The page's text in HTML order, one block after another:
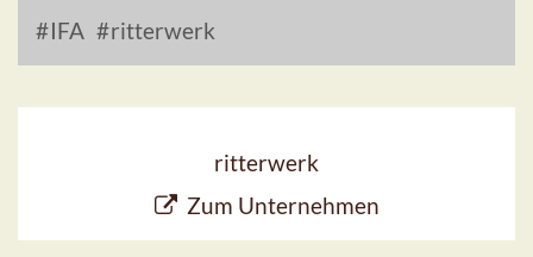
IFA ritterwerk
ritterwerk
Zum Unternehmen